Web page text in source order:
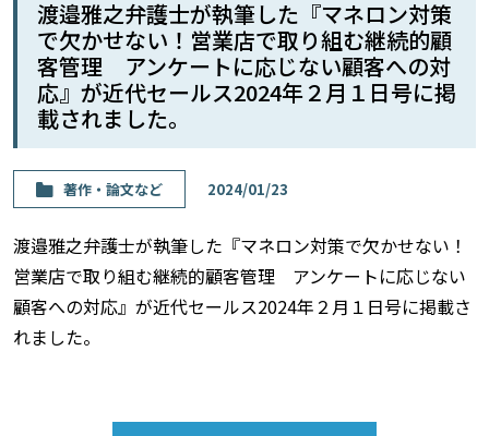
渡邉雅之弁護士が執筆した『マネロン対策
で欠かせない！営業店で取り組む継続的顧
客管理 アンケートに応じない顧客への対
応』が近代セールス2024年２月１日号に掲
載されました。
著作・論⽂など 2024/01/23
渡邉雅之弁護士が執筆した『マネロン対策で欠かせない！
営業店で取り組む継続的顧客管理 アンケートに応じない
顧客への対応』が近代セールス2024年２月１日号に掲載さ
れました。